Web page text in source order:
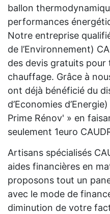
ballon
performances
Notre entreprise
de l’Environnement)
des devis gratuits
chauffage. Grâce à
ont déjà bénéficié du
d’Economies
Prime Rénov' » en
seulement 1euro
Artisans spécialisés
aides financières en
proposons tout un
avec le mode de
diminution de votre